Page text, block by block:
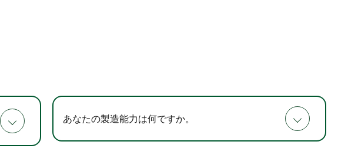
あなたの製造能力は何ですか。